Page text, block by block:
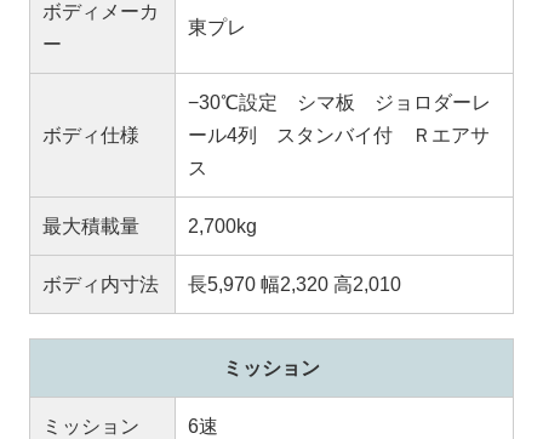
ボディメーカ
ー
東プレ
ボディ仕様
−30℃設定 シマ板 ジョロダーレ
ール4列 スタンバイ付 Ｒエアサ
ス
最大積載量 2,700kg
ボディ内寸法 長5,970 幅2,320 高2,010
ミッション
ミッション 6速